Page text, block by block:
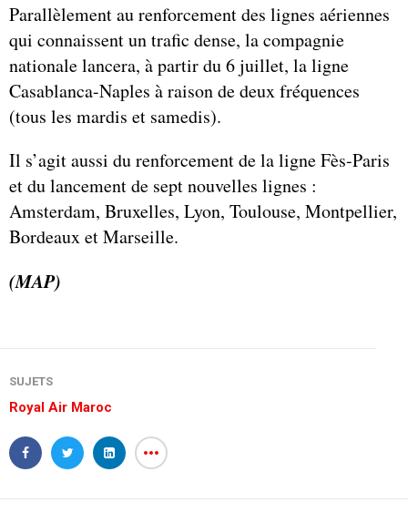
Parallèlement au renforcement des lignes aériennes
qui connaissent un trafic dense, la compagnie
nationale lancera, à partir du 6 juillet, la ligne
Casablanca-Naples à raison de deux fréquences
(tous les mardis et samedis).
Il s’agit aussi du renforcement de la ligne Fès-Paris
et du lancement de sept nouvelles lignes :
Amsterdam, Bruxelles, Lyon, Toulouse, Montpellier,
Bordeaux et Marseille.
(MAP)
SUJETS
Royal Air Maroc